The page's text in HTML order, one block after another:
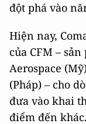
đột phá vào
Hiện nay,
của CFM –
Aerospace
(Pháp) – cho
đưa vào khai
điểm đến khác.